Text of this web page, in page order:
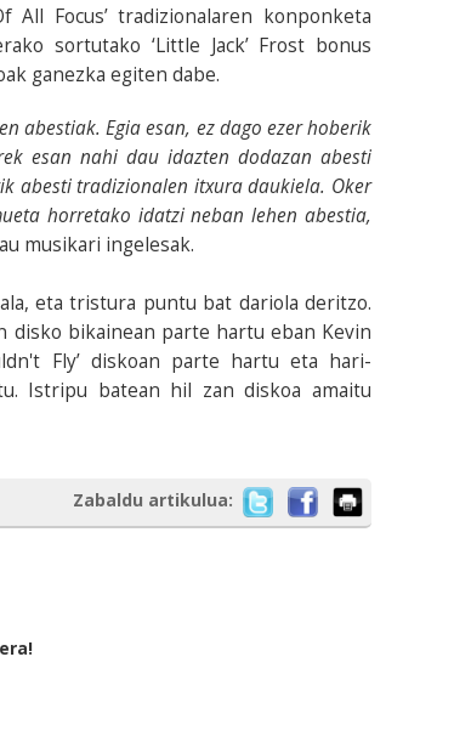
All Focus’ tradizionalaren konponketa
sortutako ‘Little Jack’ Frost bonus
ganezka egiten dabe.
abestiak. Egia esan, ez dago ezer hoberik
esan nahi dau idazten dodazan abesti
abesti tradizionalen itxura daukiela. Oker
horretako idatzi neban lehen abestia,
musikari ingelesak.
eta tristura puntu bat dariola deritzo.
disko bikainean parte hartu eban Kevin
Fly’ diskoan parte hartu eta hari-
Istripu batean hil zan diskoa amaitu
Zabaldu artikulua: